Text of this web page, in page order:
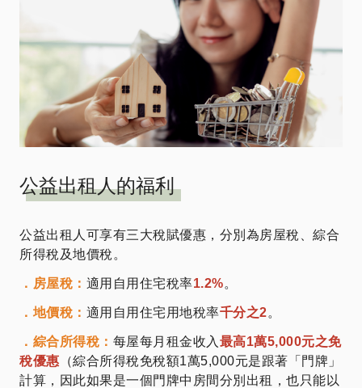
公益出租人的福利
公益出租人可享有三大稅賦優惠，分別為房屋稅、綜合
所得稅及地價稅。
．房屋稅： 適用自用住宅稅率1.2%。
．地價稅： 適用自用住宅用地稅率千分之2。
．綜合所得稅： 每屋每月租金收入 最高1萬5,000元之免
稅優惠 （綜合所得稅免稅額1萬5,000元是跟著「門牌」
計算，因此如果是一個門牌中房間分別出租，也只能以